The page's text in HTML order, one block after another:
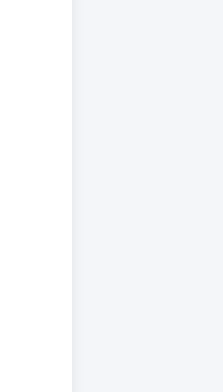
Metal şarjörlerde
Uzun süreli
Sipariş öncesinde
Tüfek üzerinde
Şarjör tüfeğe